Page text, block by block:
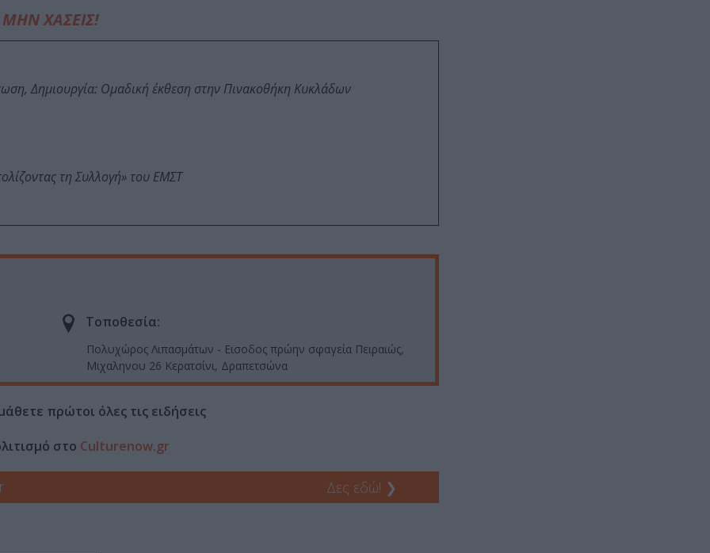
ΜΗΝ ΧΑΣΕΙΣ!
Δημιουργία: Ομαδική έκθεση στην Πινακοθήκη Κυκλάδων
τη Συλλογή» του ΕΜΣΤ
Τοποθεσία:
Πολυχώρος Λιπασμάτων - Εισοδος πρώην σφαγεία Πειραιώς,
Μιχαληνου 26 Κερατσίνι, Δραπετσώνα
πρώτοι όλες τις ειδήσεις
στο Culturenow.gr
Δες εδώ! ❯